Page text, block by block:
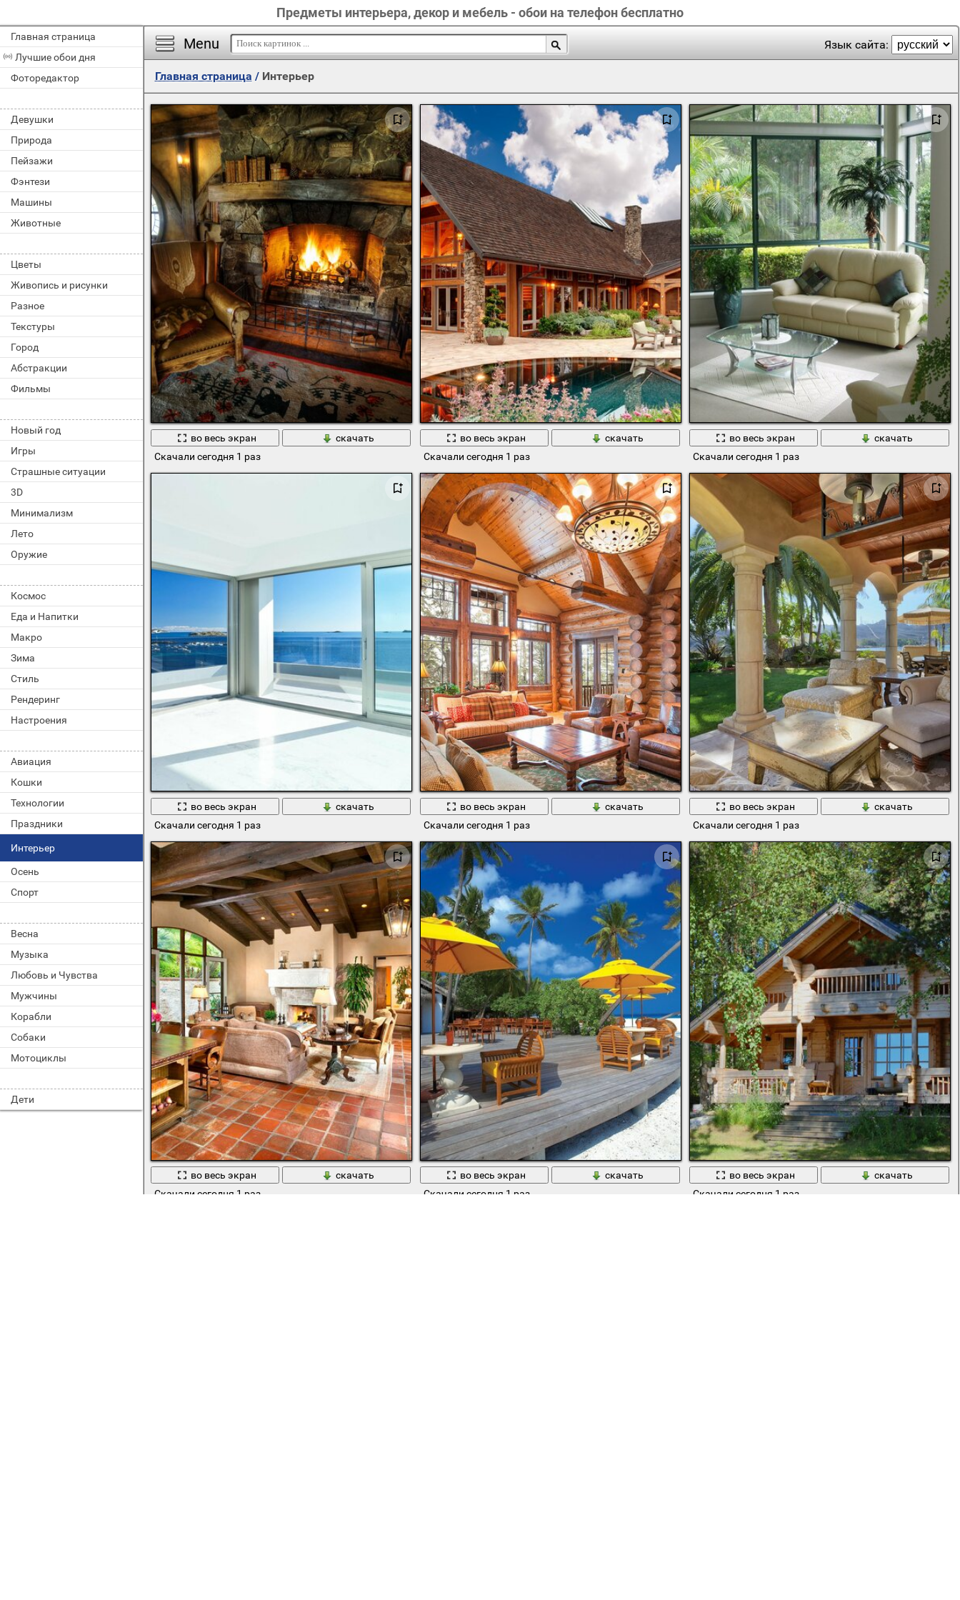
Предметы интерьера, декор и мебель - обои на телефон бесплатно
Главная страница
Лучшие обои дня
Фоторедактор
Девушки
Природа
Пейзажи
Фэнтези
Машины
Животные
Цветы
Живопись и рисунки
Разное
Текстуры
Город
Абстракции
Фильмы
Новый год
Игры
Страшные ситуации
3D
Минимализм
Лето
Оружие
Космос
Еда и Напитки
Макро
Зима
Стиль
Рендеринг
Настроения
Авиация
Кошки
Технологии
Праздники
Интерьер
Осень
Спорт
Весна
Музыка
Любовь и Чувства
Мужчины
Корабли
Собаки
Мотоциклы
Дети
Menu Язык сайта:
Главная страница / Интерьер
во весь экран
скачать
Скачали сегодня 1 раз
во весь экран
скачать
Скачали сегодня 1 раз
во весь экран
скачать
Скачали сегодня 1 раз
во весь экран
скачать
Скачали сегодня 1 раз
во весь экран
скачать
Скачали сегодня 1 раз
во весь экран
скачать
Скачали сегодня 1 раз
во весь экран
скачать
Скачали сегодня 1 раз
во весь экран
скачать
Скачали сегодня 1 раз
во весь экран
скачать
Скачали сегодня 1 раз